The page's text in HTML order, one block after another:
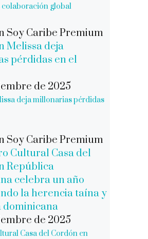
colaboración global
Soy Caribe Premium
de 2025
deja millonarias pérdidas
Soy Caribe Premium
de 2025
Casa del Cordón en